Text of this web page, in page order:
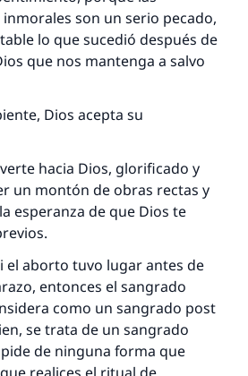
son un serio pecado,
lo que sucedió después de
que nos mantenga a salvo
Dios acepta su
hacia Dios, glorificado y
un montón de obras rectas y
esperanza de que Dios te
el aborto tuvo lugar antes de
entonces el sangrado
como un sangrado post
se trata de un sangrado
de ninguna forma que